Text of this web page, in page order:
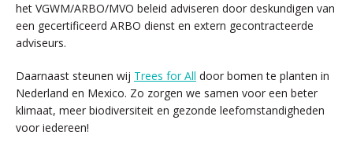
het VGWM/ARBO/MVO beleid adviseren door deskundigen van
een gecertificeerd ARBO dienst en extern gecontracteerde
adviseurs.
Daarnaast steunen wij Trees for All door bomen te planten in
Nederland en Mexico. Zo zorgen we samen voor een beter
klimaat, meer biodiversiteit en gezonde leefomstandigheden
voor iedereen!